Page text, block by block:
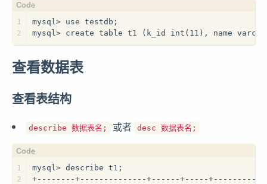
1
2
mysql> use testdb;
mysql> create table t1 (k_id int(11), name
查看数据表
查看表结构
describe 数据表名; 或者 desc 数据表名;
1
2
mysql> describe t1;
+--------+--------------+------+-----+---------